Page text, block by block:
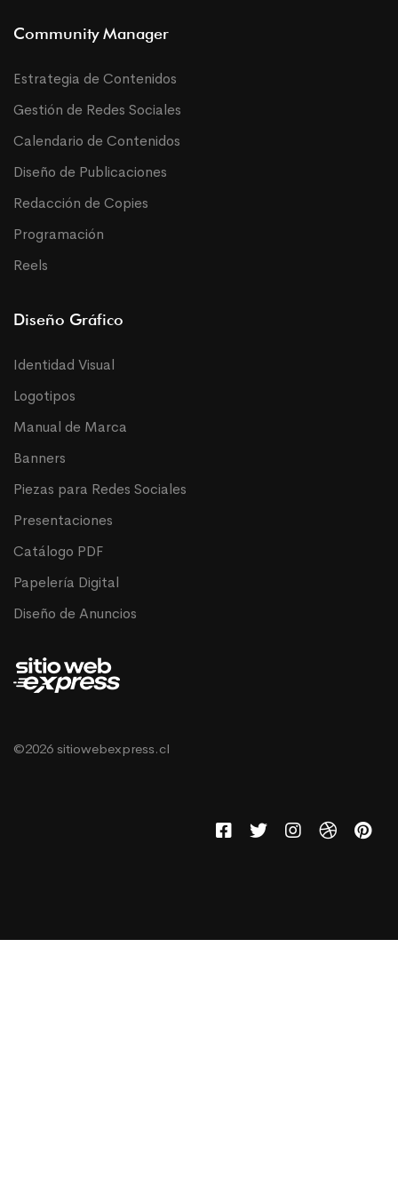
Community Manager
Estrategia de Contenidos
Gestión de Redes Sociales
Calendario de Contenidos
Diseño de Publicaciones
Redacción de Copies
Programación
Reels
Diseño Gráfico
Identidad Visual
Logotipos
Manual de Marca
Banners
Piezas para Redes Sociales
Presentaciones
Catálogo PDF
Papelería Digital
Diseño de Anuncios
©2026 sitiowebexpress.cl